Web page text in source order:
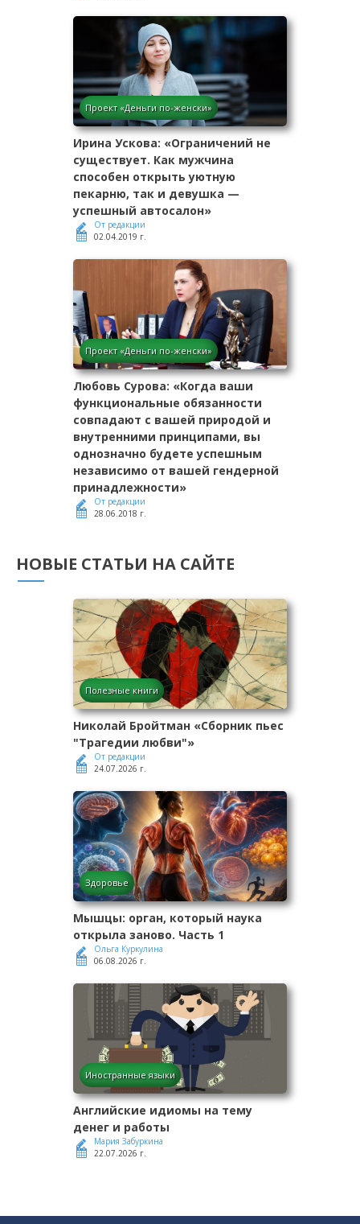
Проект «Деньги по-женски»
Ирина Ускова: «Ограничений не
существует. Как мужчина
способен открыть уютную
пекарню, так и девушка —
успешный автосалон»
От редакции
02.04.2019 г.
Проект «Деньги по-женски»
Любовь Сурова: «Когда ваши
функциональные обязанности
совпадают с вашей природой и
внутренними принципами, вы
однозначно будете успешным
независимо от вашей гендерной
принадлежности»
От редакции
28.06.2018 г.
НОВЫЕ СТАТЬИ НА САЙТЕ
Полезные книги
Николай Бройтман «Сборник пьес
"Трагедии любви"»
От редакции
24.07.2026 г.
Здоровье
Мышцы: орган, который наука
открыла заново. Часть 1
Ольга Куркулина
06.08.2026 г.
Иностранные языки
Английские идиомы на тему
денег и работы
Мария Забуркина
22.07.2026 г.